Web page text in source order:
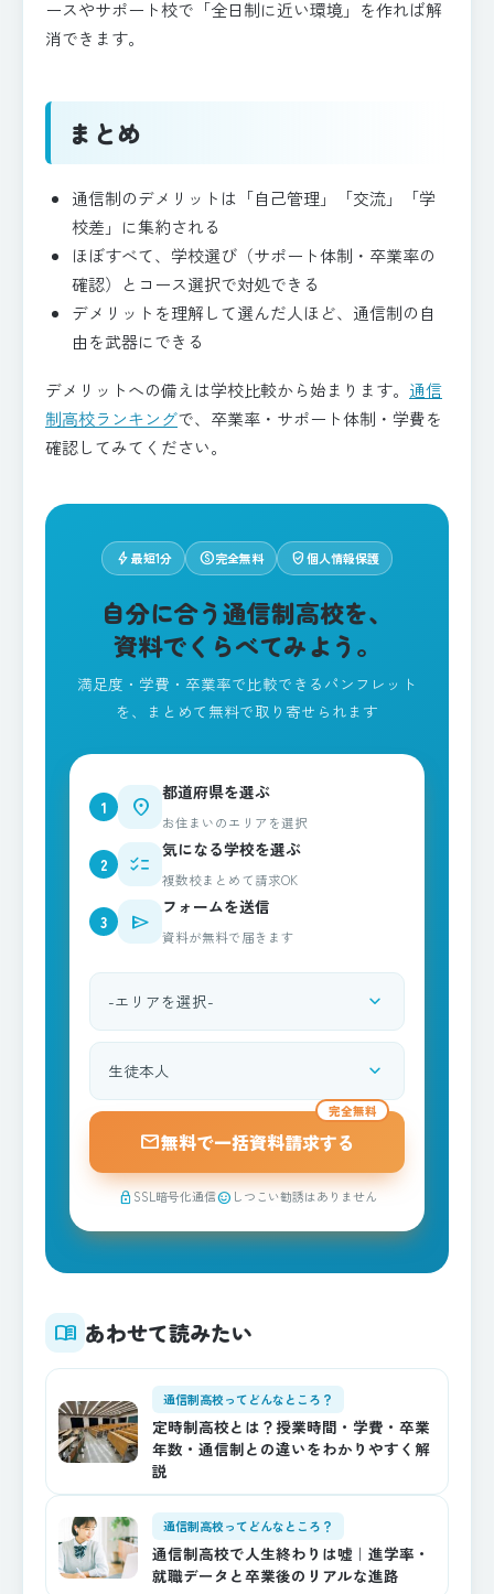
ースやサポート校で「全日制に近い環境」を作れば解
消できます。
まとめ
通信制のデメリットは「自己管理」「交流」「学
校差」に集約される
ほぼすべて、学校選び（サポート体制・卒業率の
確認）とコース選択で対処できる
デメリットを理解して選んだ人ほど、通信制の自
由を武器にできる
デメリットへの備えは学校比較から始まります。 通信
制高校ランキングで、卒業率・サポート体制・学費を
確認してみてください。
bolt最短1分 paid完全無料 verified_user個人情報保護
自分に合う通信制高校を、
資料でくらべてみよう。
満足度・学費・卒業率で比較できるパンフレット
を、まとめて無料で取り寄せられます
1 place
都道府県を選ぶ
お住まいのエリアを選択
2 checklist
気になる学校を選ぶ
複数校まとめて請求OK
3 send
フォームを送信
資料が無料で届きます
都道府県を選択 expand_more
資料請求される方 expand_more
完全無料
mail無料で一括資料請求する
lock SSL暗号化通信sentiment_satisfied しつこい勧誘はありません
menu_book あわせて読みたい
通信制高校ってどんなところ？
定時制高校とは？授業時間・学費・卒業
年数・通信制との違いをわかりやすく解
説
通信制高校ってどんなところ？
通信制高校で人生終わりは嘘｜進学率・
就職データと卒業後のリアルな進路